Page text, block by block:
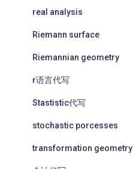
real analysis
Riemann surface
Riemannian geometry
r语言代写
Stastistic代写
stochastic porcesses
transformation geometry